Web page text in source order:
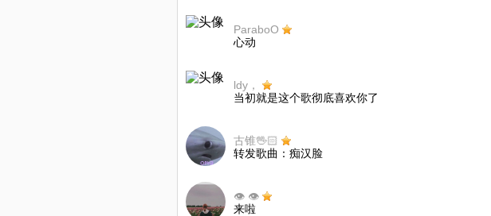
ParaboO
心动
ldy，
当初就是这个歌彻底喜欢你了
古锥🖖🏻
转发歌曲：痴汉脸
👁 👁
来啦